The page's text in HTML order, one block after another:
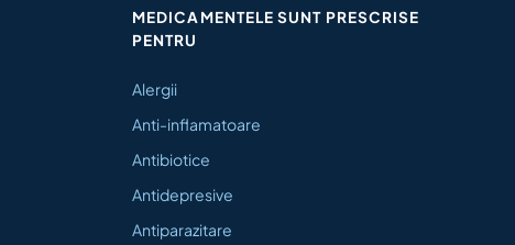
MEDICAMENTELE SUNT PRESCRISE
PENTRU
Alergii
Anti-inflamatoare
Antibiotice
Antidepresive
Antiparazitare